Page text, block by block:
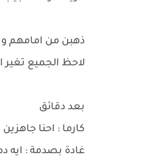
ذهبن من امامهم و
لاحظ الجميع
بعد دقائق
كارما : احنا جاهزين
غادة بصدمة : ايه